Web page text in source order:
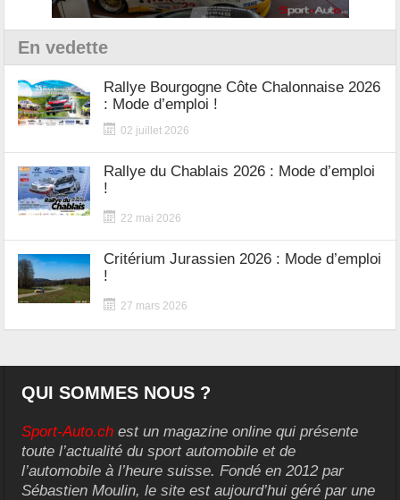
En vedette
Rallye Bourgogne Côte Chalonnaise 2026
: Mode d’emploi !
02 juillet 2026
Rallye du Chablais 2026 : Mode d’emploi
!
22 mai 2026
Critérium Jurassien 2026 : Mode d’emploi
!
27 mars 2026
QUI SOMMES NOUS ?
Sport-Auto.ch est un magazine online qui présente
toute l’actualité du sport automobile et de
l’automobile à l’heure suisse. Fondé en 2012 par
Sébastien Moulin, le site est aujourd’hui géré par une